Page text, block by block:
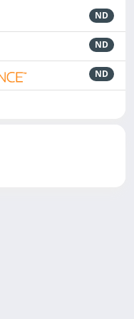
ND
ND
ND